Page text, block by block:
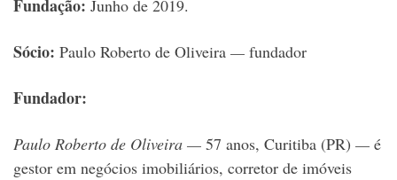
Fundação: Junho de 2019.
Sócio: Paulo Roberto de Oliveira — fundador
Fundador:
Paulo Roberto de Oliveira — 57 anos, Curitiba (PR) — é
gestor em negócios imobiliários, corretor de imóveis